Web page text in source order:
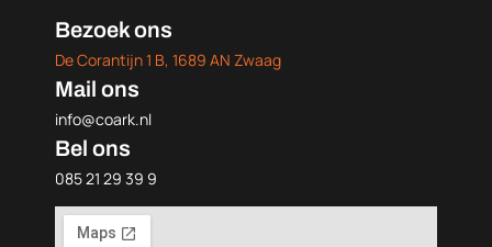
Bezoek ons
De Corantijn 1 B, 1689 AN Zwaag
Mail ons
info@coark.nl
Bel ons
085 21 29 39 9